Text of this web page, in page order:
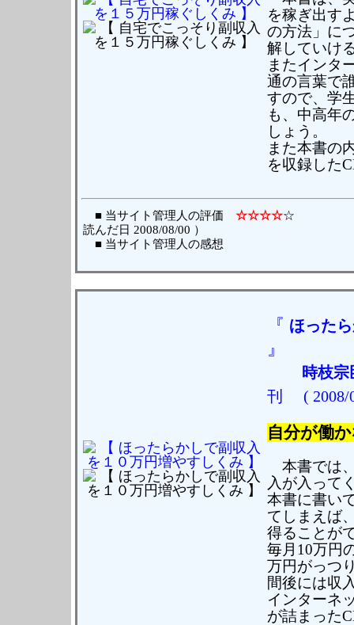
を稼ぎ出す
の方法」に
解していけ
またインタ
通の言葉で
すので、学
も、中高年
しょう。
また本書の
を収録した
■ 当サイト管理人の評価 ☆☆☆☆
読んだ日 2008/08/00 ）
■ 当サイト管理人の感想
『 ほった
』
時枝宗
刊
( 2008/
自分が働
本書では
入が入って
本書に書い
てしまえば
得ることが
毎月10万円
万円がっつ
間後には収
インターネ
が詰まった